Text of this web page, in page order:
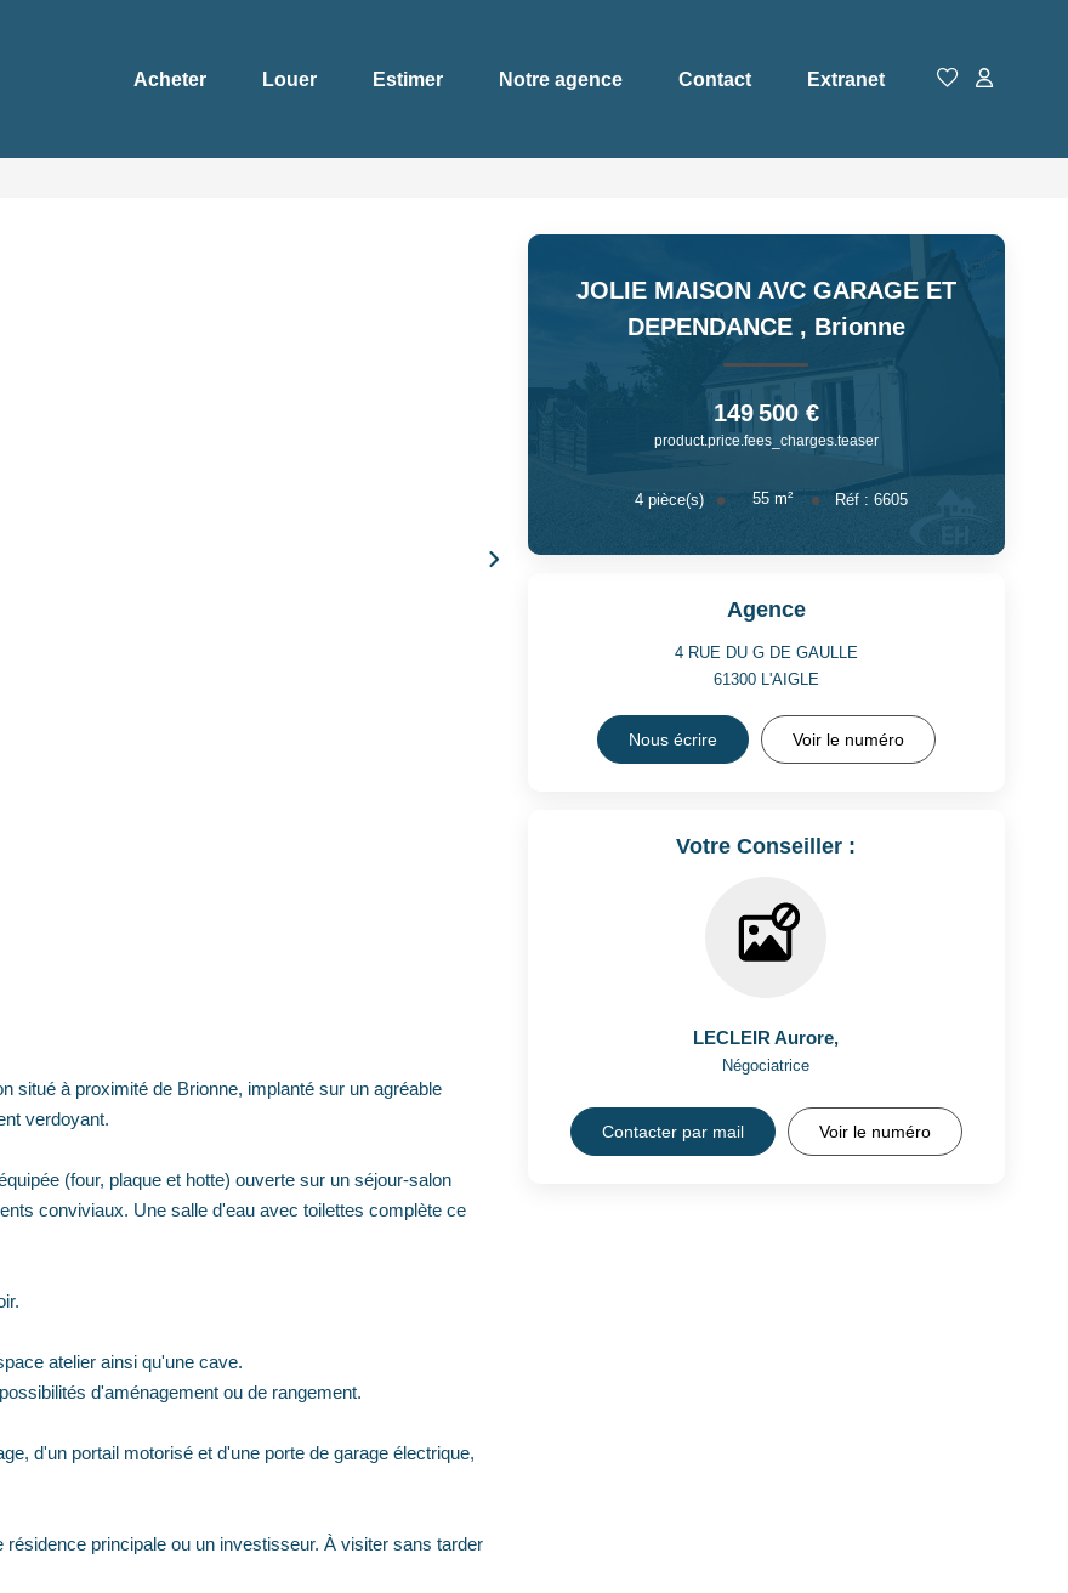
Acheter Louer Estimer Notre agence Contact Extranet
situé à proximité de Brionne, implanté sur un agréable
verdoyant.
(four, plaque et hotte) ouverte sur un séjour-salon
conviviaux. Une salle d'eau avec toilettes complète ce
atelier ainsi qu'une cave.
d'aménagement ou de rangement.
d'un portail motorisé et d'une porte de garage électrique,
principale ou un investisseur. À visiter sans tarder
JOLIE MAISON AVC GARAGE ET
DEPENDANCE , Brionne
149 500 €
product.price.fees_charges.teaser
4 pièce(s) 55 m² Réf : 6605
Agence
4 RUE DU G DE GAULLE
61300 L'AIGLE
Nous écrire Voir le numéro
Votre Conseiller :
LECLEIR Aurore,
Négociatrice
Contacter par mail Voir le numéro